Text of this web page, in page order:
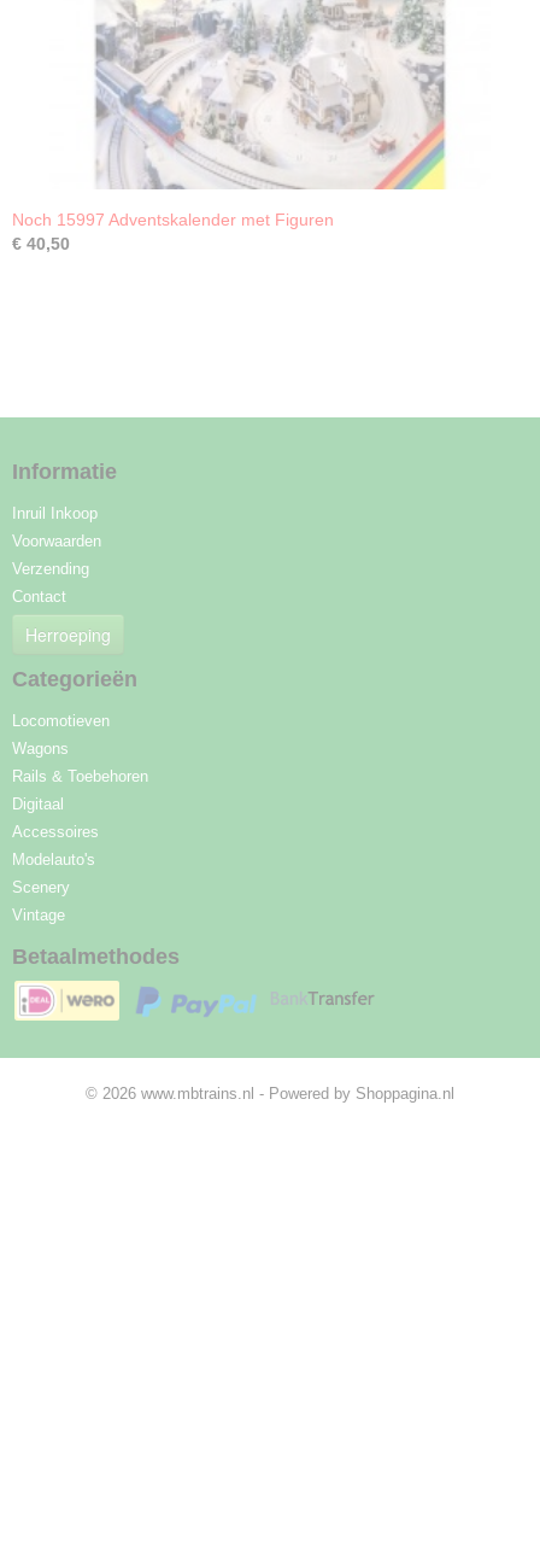
Noch 15997 Adventskalender met Figuren
€ 40,50
Informatie
Inruil Inkoop
Voorwaarden
Verzending
Contact
Herroeping
Categorieën
Locomotieven
Wagons
Rails & Toebehoren
Digitaal
Accessoires
Modelauto's
Scenery
Vintage
Betaalmethodes
© 2026 www.mbtrains.nl - Powered by Shoppagina.nl